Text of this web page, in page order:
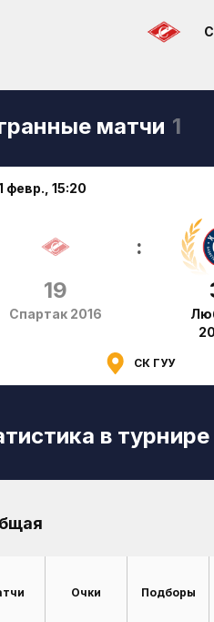
матчи 1
февр., 15:20
19
Спартак 2016
:
СК ГУУ
в турнире
Очки Подборы